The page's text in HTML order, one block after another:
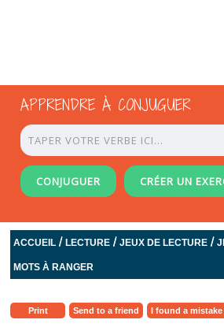
APPRENDRE À CONJUGUER
CONJUGUER CRÉER UN
ACCUEIL /LECTURE /JEUX DE LECTURE /
MOTS À RANGER
Print Send to a friend I found a mistake